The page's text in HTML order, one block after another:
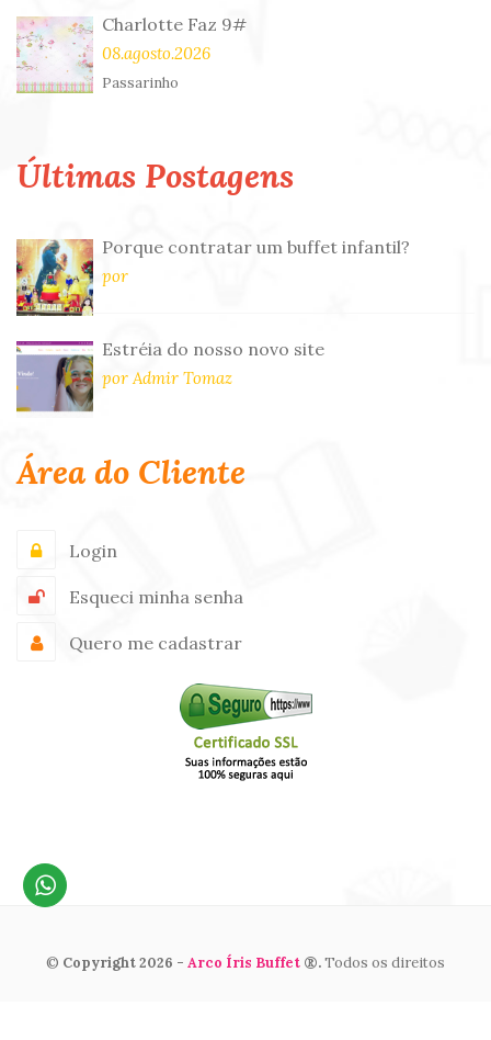
Charlotte Faz 9#
08.agosto.2026
Passarinho
Últimas Postagens
Porque contratar um buffet infantil?
por
Estréia do nosso novo site
por Admir Tomaz
Área do Cliente
Login
Esqueci minha senha
Quero me cadastrar
© Copyright 2026 - Arco Íris Buffet ®.Todos os direitos